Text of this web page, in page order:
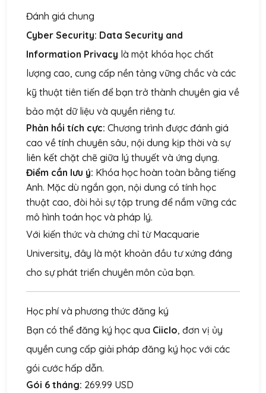
Đánh giá chung
Cyber Security: Data Security and
Information Privacy là một khóa học chất
lượng cao, cung cấp nền tảng vững chắc và các
kỹ thuật tiên tiến để bạn trở thành chuyên gia về
bảo mật dữ liệu và quyền riêng tư.
Phản hồi tích cực: Chương trình được đánh giá
cao về tính chuyên sâu, nội dung kịp thời và sự
liên kết chặt chẽ giữa lý thuyết và ứng dụng.
Điểm cần lưu ý: Khóa học hoàn toàn bằng tiếng
Anh. Mặc dù ngắn gọn, nội dung có tính học
thuật cao, đòi hỏi sự tập trung để nắm vững các
mô hình toán học và pháp lý.
Với kiến thức và chứng chỉ từ Macquarie
University, đây là một khoản đầu tư xứng đáng
cho sự phát triển chuyên môn của bạn.
Học phí và phương thức đăng ký
Bạn có thể đăng ký học qua Ciiclo, đơn vị ủy
quyền cung cấp giải pháp đăng ký học với các
gói cước hấp dẫn.
Gói 6 tháng: 269.99 USD